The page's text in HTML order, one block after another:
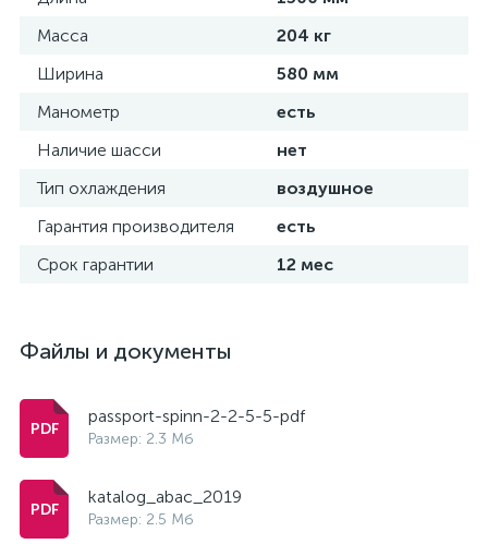
Масса
204 кг
Ширина
580 мм
Манометр
есть
Наличие шасси
нет
Тип охлаждения
воздушное
Гарантия производителя
есть
Срок гарантии
12 мес
Файлы и документы
passport-spinn-2-2-5-5-pdf
Размер: 2.3 Мб
katalog_abac_2019
Размер: 2.5 Мб